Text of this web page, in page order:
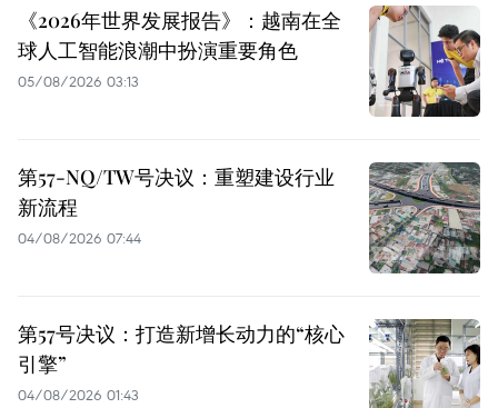
《2026年世界发展报告》：越南在全
球人工智能浪潮中扮演重要角色
05/08/2026 03:13
第57-NQ/TW号决议：重塑建设行业
新流程
04/08/2026 07:44
第57号决议：打造新增长动力的“核心
引擎”
04/08/2026 01:43